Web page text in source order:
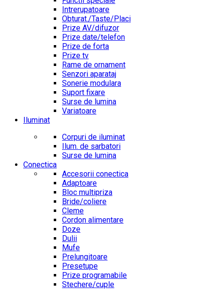
Intrerupatoare
Obturat./Taste/Placi
Prize AV/difuzor
Prize date/telefon
Prize de forta
Prize tv
Rame de ornament
Senzori aparataj
Sonerie modulara
Suport fixare
Surse de lumina
Variatoare
Iluminat
Corpuri de iluminat
Ilum. de sarbatori
Surse de lumina
Conectica
Accesorii conectica
Adaptoare
Bloc multipriza
Bride/coliere
Cleme
Cordon alimentare
Doze
Dulii
Mufe
Prelungitoare
Presetupe
Prize programabile
Stechere/cuple